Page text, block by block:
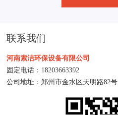
联系我们
河南索洁环保设备有限公司
固定电话： 18203663392
公司地址：郑州市金水区天明路82号